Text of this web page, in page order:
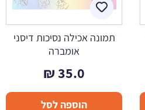
תמונה אכילה נסיכות דיסני
אומברה
35.0
₪
הוספה לסל